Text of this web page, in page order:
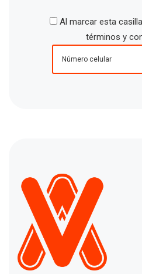
Al marcar esta
términos y